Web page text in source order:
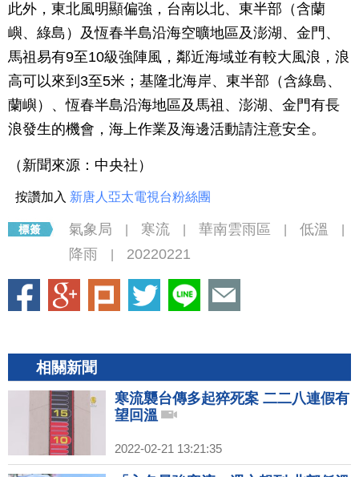
此外，東北風明顯偏強，台南以北、東半部（含蘭
嶼、綠島）及恆春半島沿海空曠地區及澎湖、金門、
馬祖易有9至10級強陣風，鄰近海域並有較大風浪，浪
高可以來到3至5米；基隆北海岸、東半部（含綠島、
蘭嶼）、恆春半島沿海地區及馬祖、澎湖、金門有長
浪發生的機會，海上作業及海邊活動請注意安全。
（新聞來源：中央社）
按讚加入 新唐人亞太電視台粉絲團
氣象局 寒流 華南雲雨區 低溫
降雨 20220221
相關新聞
寒流襲台傳多起猝死案 二二八連假有
望回溫
2022-02-21 13:21:35